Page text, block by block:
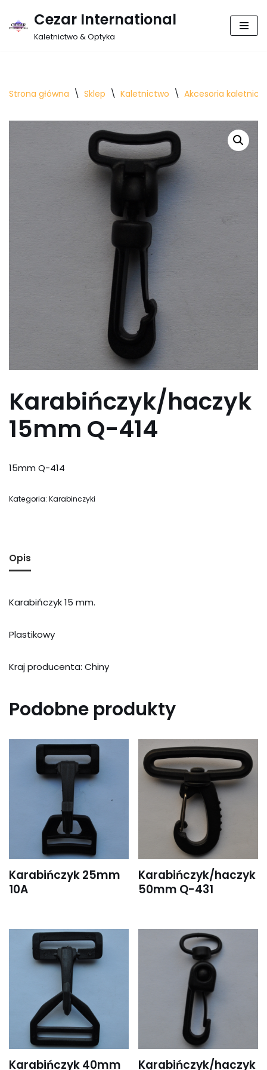
Przejdź
Cezar International
Kaletnictwo & Optyka
Strona główna \ Sklep \ Kaletnictwo \ Akcesoria
Karabińczyk/haczyk
15mm Q-414
15mm Q-414
Kategoria: Karabinczyki
Opis
Karabińczyk 15 mm.
Plastikowy
Kraj producenta: Chiny
Podobne produkty
Karabińczyk 25mm
10A
Karabińczyk/haczyk
50mm Q-431
Karabińczyk 40mm Karabińczyk/haczyk